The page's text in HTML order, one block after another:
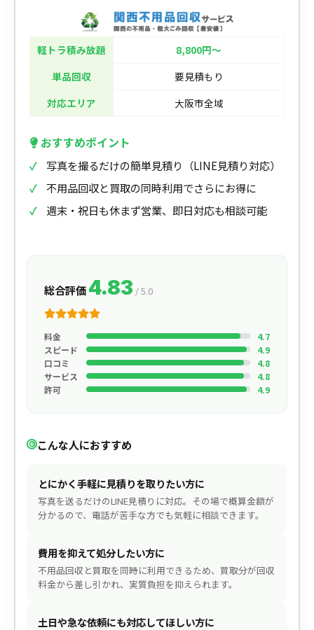
軽トラ積み放題
8,800円〜
単品回収
要見積もり
対応エリア
大阪市全域
おすすめポイント
写真を撮るだけの簡単見積り（LINE見積り対応）
不用品回収と買取の同時利用でさらにお得に
週末・祝日も休まず営業、即日対応も相談可能
総合評価4.83 / 5.0
料金
4.7
スピード
4.9
口コミ
4.8
サービス
4.8
許可
4.9
こんな人におすすめ
とにかく手軽に見積りを取りたい方に
写真を送るだけのLINE見積りに対応。その場で概算金額が
分かるので、電話が苦手な方でも気軽に相談できます。
費用を抑えて処分したい方に
不用品回収と買取を同時に利用できるため、買取分が回収
料金から差し引かれ、実質負担を抑えられます。
土日や急な依頼にも対応してほしい方に